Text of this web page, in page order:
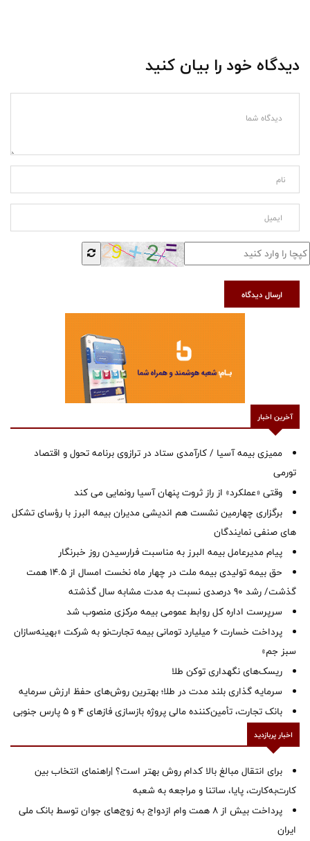
دیدگاه خود را بیان کنید
ارسال دیدگاه
آخرین اخبار
ممیزی بیمه آسیا / کارآمدی ستاد در ترازوی برنامه تحول و اقتصاد
تورمی
وقتی «عملکرد» از راز ثروت پنهان آسیا رونمایی می کند
برگزاری چهارمین نشست هم اندیشی مدیران بیمه البرز با رؤسای تشکل
های صنفی نمایندگان
پیام مدیرعامل بیمه البرز به مناسبت فرارسیدن روز خبرنگار
حق بیمه تولیدی بیمه ملت در چهار ماه نخست امسال از 14.5 همت
گذشت/ رشد 90 درصدی نسبت به مدت مشابه سال گذشته
سرپرست اداره كل روابط عمومی بیمه مركزی منصوب شد
پرداخت خسارت ۶ میلیارد تومانی بیمه تجارت‌نو به شرکت «بهینه‌سازان
سبز جم»
ریسک‌های نگهداری توکن طلا
سرمایه گذاری بلند مدت در طلا؛ بهترین روش‌های حفظ ارزش سرمایه
بانک تجارت، تأمین‌کننده مالی پروژه بازسازی فازهای ۴ و ۵ پارس جنوبی
اخبار پربازدید
برای انتقال مبالغ بالا کدام روش بهتر است؟ |راهنمای انتخاب بین
کارت‌به‌کارت، پایا، ساتنا و مراجعه به شعبه
پرداخت بیش از ۸ همت وام ازدواج به زوج‌های جوان توسط بانک ملی
ایران